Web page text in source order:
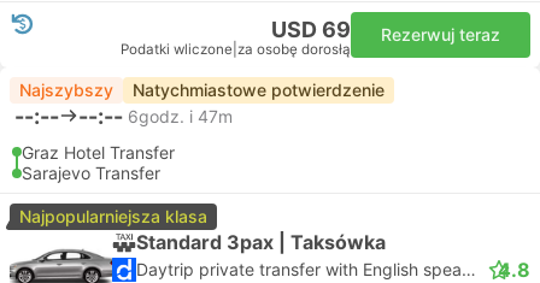
USD 69
Podatki wliczone za osobę dorosłą
Rezerwuj teraz
Najszybszy Natychmiastowe potwierdzenie
--:-- --:-- 6godz. i 47m
Graz Hotel Transfer
Sarajevo Transfer
Najpopularniejsza klasa
Standard 3pax | Taksówka
Daytrip private transfer with English speaking driver 4.8